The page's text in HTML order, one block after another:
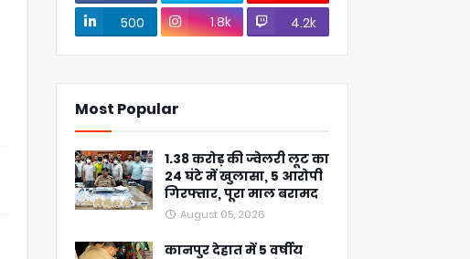
500
1.8k 4.2k
Most Popular
1.38 करोड़ की ज्वेलरी लूट का
24 घंटे में खुलासा, 5 आरोपी
गिरफ्तार, पूरा माल बरामद
August 05, 2026
कानपुर देहात में 5 वर्षीय